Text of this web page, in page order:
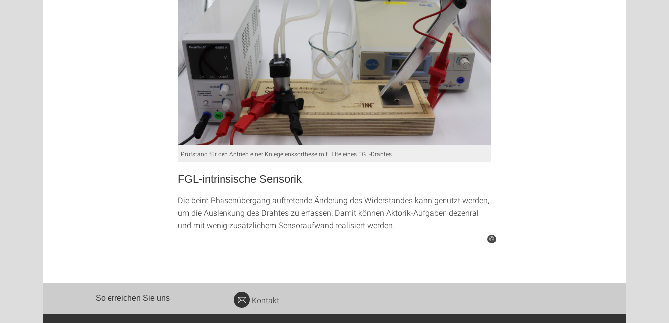
©
Prüfstand für den Antrieb einer Kniegelenksorthese mit Hilfe eines FGL-Drahtes
FGL-intrinsische Sensorik
Die beim Phasenübergang auftretende Änderung des Widerstandes kann genutzt werden,
um die Auslenkung des Drahtes zu erfassen. Damit können Aktorik-Aufgaben dezenral
und mit wenig zusätzlichem Sensoraufwand realisiert werden.
So erreichen Sie uns Kontakt